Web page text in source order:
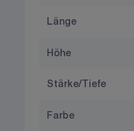
Länge
Höhe
Stärke/Tiefe
Farbe